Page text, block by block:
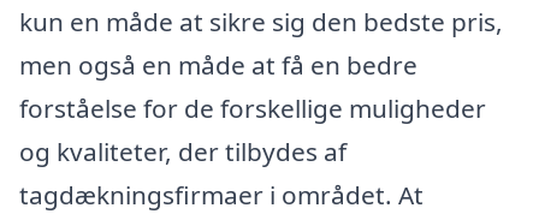
kun en måde at sikre sig den bedste pris,
men også en måde at få en bedre
forståelse for de forskellige muligheder
og kvaliteter, der tilbydes af
tagdækningsfirmaer i området. At